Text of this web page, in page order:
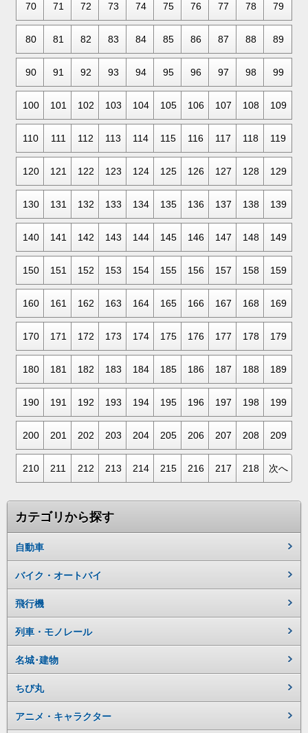
70 71 72 73 74 75 76 77 78 79
80 81 82 83 84 85 86 87 88 89
90 91 92 93 94 95 96 97 98 99
100 101 102 103 104 105 106 107 108 109
110 111 112 113 114 115 116 117 118 119
120 121 122 123 124 125 126 127 128 129
130 131 132 133 134 135 136 137 138 139
140 141 142 143 144 145 146 147 148 149
150 151 152 153 154 155 156 157 158 159
160 161 162 163 164 165 166 167 168 169
170 171 172 173 174 175 176 177 178 179
180 181 182 183 184 185 186 187 188 189
190 191 192 193 194 195 196 197 198 199
200 201 202 203 204 205 206 207 208 209
210 211 212 213 214 215 216 217 218 次へ
カテゴリから探す
自動車
バイク・オートバイ
飛行機
列車・モノレール
名城･建物
ちび丸
アニメ・キャラクター